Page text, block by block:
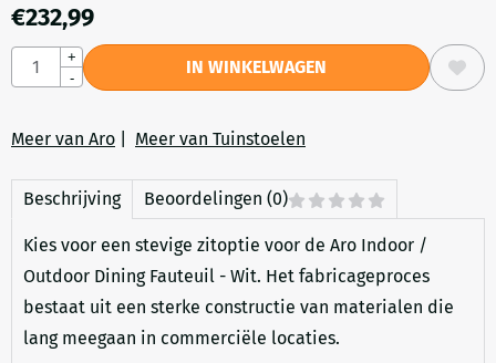
€232,99
Aantal
+
-
IN WINKELWAGEN
Meer van Aro Meer van Tuinstoelen
Beschrijving Beoordelingen (0)
Kies voor een stevige zitoptie voor de Aro Indoor /
Outdoor Dining Fauteuil - Wit. Het fabricageproces
bestaat uit een sterke constructie van materialen die
lang meegaan in commerciële locaties.